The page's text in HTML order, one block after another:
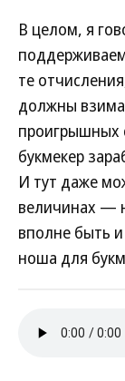
В целом, я
те
должны
проигрышных
букмекер
И тут даже
величинах —
вполне быть
ноша для